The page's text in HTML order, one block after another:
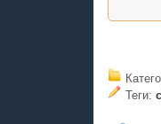
Теги: